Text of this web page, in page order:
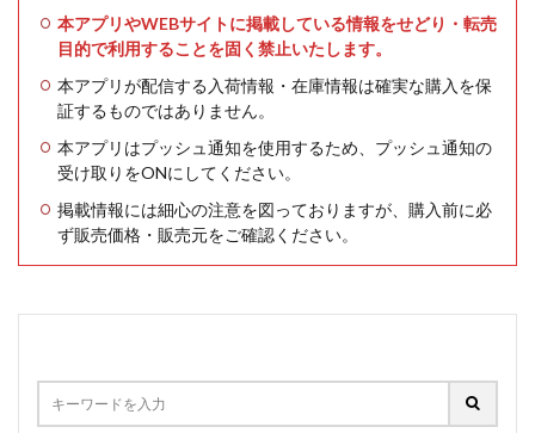
本アプリやWEBサイトに掲載している情報をせどり・転売
目的で利用することを固く禁止いたします。
本アプリが配信する入荷情報・在庫情報は確実な購入を保
証するものではありません。
本アプリはプッシュ通知を使用するため、プッシュ通知の
受け取りをONにしてください。
掲載情報には細心の注意を図っておりますが、購入前に必
ず販売価格・販売元をご確認ください。